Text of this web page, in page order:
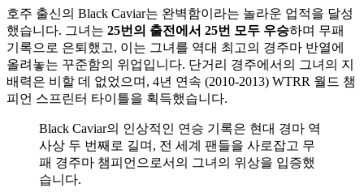
호주 출신의 Black Caviar는 완벽함이라는 놀라운 업적을 달성
했습니다. 그녀는 25번의 출전에서 25번 모두 우승하며 무패
기록으로 은퇴했고, 이는 그녀를 역대 최고의 경주마 반열에
올려놓는 꾸준함의 위업입니다. 단거리 경주에서의 그녀의 지
배력은 비할 데 없었으며, 4년 연속 (2010-2013) WTRR 월드 챔
피언 스프린터 타이틀을 획득했습니다.
Black Caviar의 인상적인 연승 기록은 현대 경마 역
사상 두 번째로 길며, 전 세계 팬들을 사로잡고 무
패 경주마 챔피언으로서의 그녀의 위상을 입증했
습니다.